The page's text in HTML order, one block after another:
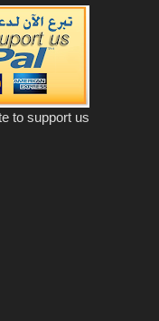
to support us